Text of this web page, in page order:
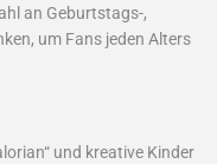
an Geburtstags-,
um Fans jeden Alters
und kreative Kinder